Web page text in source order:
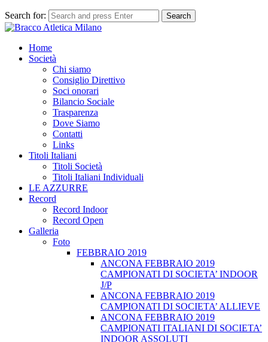
Search for: Search
Home
Società
Chi siamo
Consiglio Direttivo
Soci onorari
Bilancio Sociale
Trasparenza
Dove Siamo
Contatti
Links
Titoli Italiani
Titoli Società
Titoli Italiani Individuali
LE AZZURRE
Record
Record Indoor
Record Open
Galleria
Foto
FEBBRAIO 2019
ANCONA FEBBRAIO 2019
CAMPIONATI DI SOCIETA’ INDOOR
J/P
ANCONA FEBBRAIO 2019
CAMPIONATI DI SOCIETA’ ALLIEVE
ANCONA FEBBRAIO 2019
CAMPIONATI ITALIANI DI SOCIETA’
INDOOR ASSOLUTI